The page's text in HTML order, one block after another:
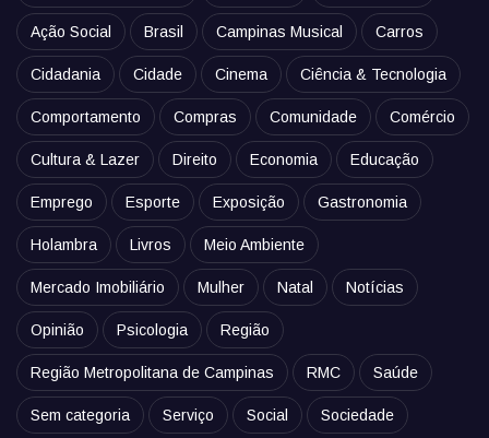
Ação Social Brasil Campinas Musical Carros
Cidadania Cidade Cinema Ciência & Tecnologia
Comportamento Compras Comunidade Comércio
Cultura & Lazer Direito Economia Educação
Emprego Esporte Exposição Gastronomia
Holambra Livros Meio Ambiente
Mercado Imobiliário Mulher Natal Notícias
Opinião Psicologia Região
Região Metropolitana de Campinas RMC Saúde
Sem categoria Serviço Social Sociedade